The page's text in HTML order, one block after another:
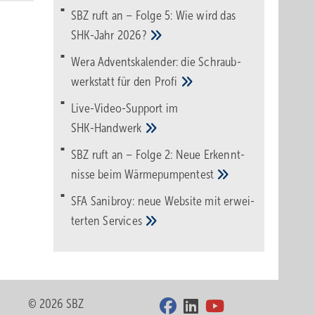
SBZ ruft an – Folge 5: Wie wird das
SHK-Jahr 2026?
Wera Adventskalender: die Schraub­
werk­statt für den Pro­fi
Live-Video-Support im
SHK-Handwerk
SBZ ruft an – Folge 2: Neue Erkennt­
nisse beimWärme­pumpen­test
SFA Sanibroy: neue Web­site mit erwei­
tertenServices
© 2026 SBZ